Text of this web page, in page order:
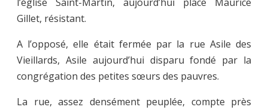
Gillet, résistant.
A l’opposé, elle était fermée par la rue Asile des
Vieillards, Asile aujourd’hui disparu fondé par la
congrégation des petites sœurs des pauvres.
La rue, assez densément peuplée, compte près